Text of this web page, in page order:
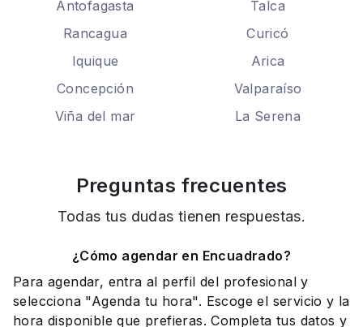
Antofagasta
Talca
Rancagua
Curicó
Iquique
Arica
Concepción
Valparaíso
Viña del mar
La Serena
Preguntas frecuentes
Todas tus dudas tienen respuestas.
¿Cómo agendar en Encuadrado?
Para agendar, entra al perfil del profesional y
selecciona "Agenda tu hora". Escoge el servicio y la
hora disponible que prefieras. Completa tus datos y